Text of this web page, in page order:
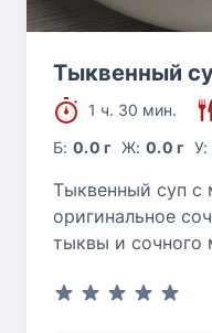
Тыквенный
1 ч. 30 мин.
Б:0.0 г Ж: 0.0 г У:
Тыквенный суп
оригинальное
тыквы и сочного